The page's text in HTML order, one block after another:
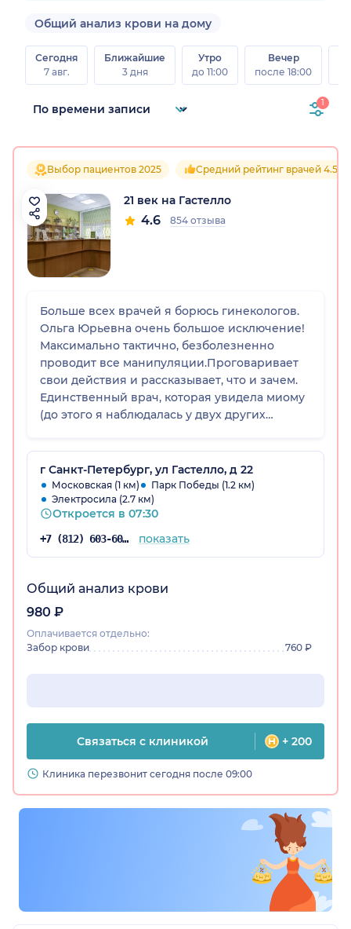
Общий анализ крови на дому
Сегодня
7 авг.
Ближайшие
3 дня
Утро
до 11:00
Вечер
после 18:00
1
Выбор пациентов 2025 Средний рейтинг врачей 4.5
21 век на Гастелло
4.6 854 отзыва
Больше всех врачей я борюсь гинекологов.
Ольга Юрьевна очень большое исключение!
Максимально тактично, безболезненно
проводит все манипуляции.Проговаривает
свои действия и рассказывает, что и зачем.
Единственный врач, которая увидела миому
(до этого я наблюдалась у двух других
Провели лечение, перед планированием
беременности. В беременность не было
никаких проблем. Однозначно я еще
вернусь!
г Санкт-Петербург, ул Гастелло, д 22
Московская (1 км)
Парк Победы (1.2 км)
Электросила (2.7 км)
Откроется в 07:30
+7 (812) 603-60-42 показать
Общий анализ крови
980 ₽
Оплачивается отдельно:
Забор крови
760 ₽
Связаться с клиникой + 200
Клиника перезвонит сегодня после 09:00